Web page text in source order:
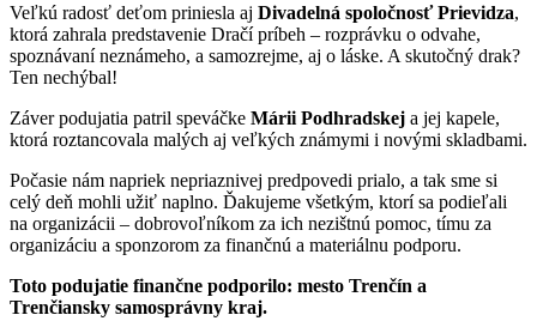
Veľkú radosť deťom priniesla aj Divadelná spoločnosť Prievidza,
ktorá zahrala predstavenie Dračí príbeh – rozprávku o odvahe,
spoznávaní neznámeho, a samozrejme, aj o láske. A skutočný drak?
Ten nechýbal!
Záver podujatia patril speváčke Márii Podhradskej a jej kapele,
ktorá roztancovala malých aj veľkých známymi i novými skladbami.
Počasie nám napriek nepriaznivej predpovedi prialo, a tak sme si
celý deň mohli užiť naplno. Ďakujeme všetkým, ktorí sa podieľali
na organizácii – dobrovoľníkom za ich nezištnú pomoc, tímu za
organizáciu a sponzorom za finančnú a materiálnu podporu.
Toto podujatie finančne podporilo: mesto Trenčín a
Trenčiansky samosprávny kraj.